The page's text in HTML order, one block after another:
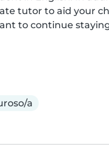
tutor to aid your
to continue
a